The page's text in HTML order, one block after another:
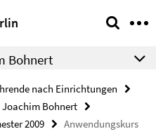
Bohnert
nach Einrichtungen
Joachim Bohnert
2009
Anwendungskurs